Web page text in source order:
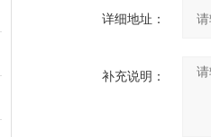
详细地址：
补充说明：